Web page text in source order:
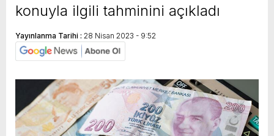
konuyla ilgili tahminini açıkladı
Yayınlanma Tarihi : 28 Nisan 2023 - 9:52